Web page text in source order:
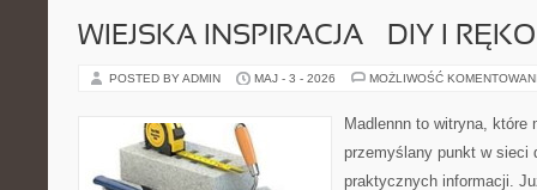
WIEJSKA INSPIRACJA – DIY I
POSTED BY ADMIN MAJ - 3 - 2026 MOŻLIWOŚĆ
Madlennn to witryna, które
przemyślany punkt w sieci
praktycznych informacji.